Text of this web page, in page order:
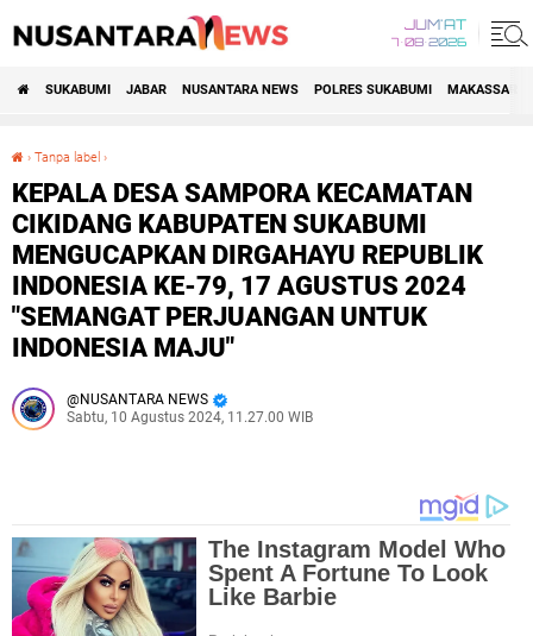
JUM'AT
7•08•2026
SUKABUMI JABAR NUSANTARA NEWS POLRES SUKABUMI MAKASSAR
› Tanpa label ›
KEPALA DESA SAMPORA KECAMATAN
CIKIDANG KABUPATEN SUKABUMI
MENGUCAPKAN DIRGAHAYU REPUBLIK
INDONESIA KE-79, 17 AGUSTUS 2024
"SEMANGAT PERJUANGAN UNTUK
INDONESIA MAJU"
NUSANTARA NEWS
Sabtu, 10 Agustus 2024, 11.27.00 WIB